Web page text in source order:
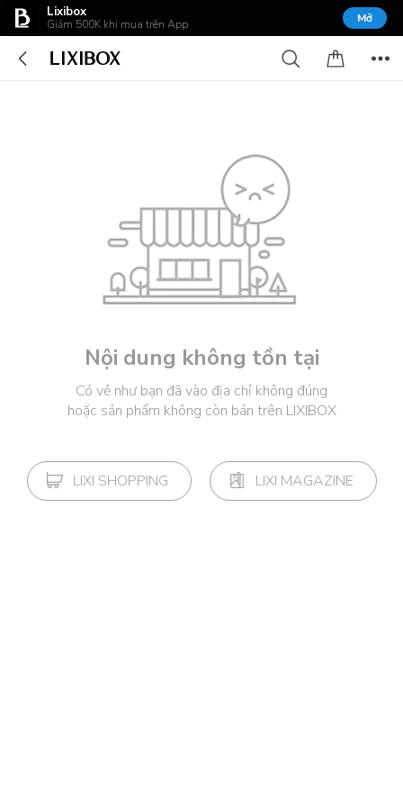
Lixibox
Giảm 500K khi mua trên App Mở
Nội dung không tồn tại
Có vẻ như bạn đã vào địa chỉ không đúng
hoặc sản phẩm không còn bán trên LIXIBOX
LIXI SHOPPING LIXI MAGAZINE